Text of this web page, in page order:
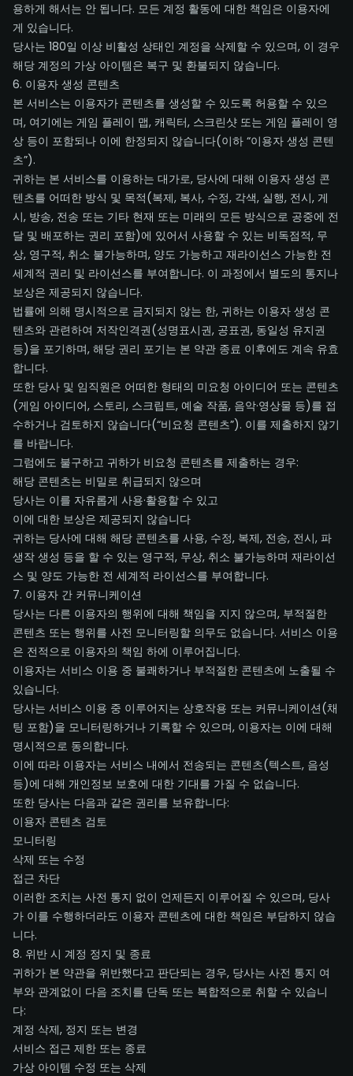
용하게 해서는 안 됩니다. 모든 계정 활동에 대한 책임은 이용자에
게 있습니다.
당사는 180일 이상 비활성 상태인 계정을 삭제할 수 있으며, 이 경우
해당 계정의 가상 아이템은 복구 및 환불되지 않습니다.
6. 이용자 생성 콘텐츠
본 서비스는 이용자가 콘텐츠를 생성할 수 있도록 허용할 수 있으
며, 여기에는 게임 플레이 맵, 캐릭터, 스크린샷 또는 게임 플레이 영
상 등이 포함되나 이에 한정되지 않습니다(이하 “이용자 생성 콘텐
츠”).
귀하는 본 서비스를 이용하는 대가로, 당사에 대해 이용자 생성 콘
텐츠를 어떠한 방식 및 목적(복제, 복사, 수정, 각색, 실행, 전시, 게
시, 방송, 전송 또는 기타 현재 또는 미래의 모든 방식으로 공중에 전
달 및 배포하는 권리 포함)에 있어서 사용할 수 있는 비독점적, 무
상, 영구적, 취소 불가능하며, 양도 가능하고 재라이선스 가능한 전
세계적 권리 및 라이선스를 부여합니다. 이 과정에서 별도의 통지나
보상은 제공되지 않습니다.
법률에 의해 명시적으로 금지되지 않는 한, 귀하는 이용자 생성 콘
텐츠와 관련하여 저작인격권(성명표시권, 공표권, 동일성 유지권
등)을 포기하며, 해당 권리 포기는 본 약관 종료 이후에도 계속 유효
합니다.
또한 당사 및 임직원은 어떠한 형태의 미요청 아이디어 또는 콘텐츠
(게임 아이디어, 스토리, 스크립트, 예술 작품, 음악·영상물 등)를 접
수하거나 검토하지 않습니다(“비요청 콘텐츠”). 이를 제출하지 않기
를 바랍니다.
그럼에도 불구하고 귀하가 비요청 콘텐츠를 제출하는 경우:
해당 콘텐츠는 비밀로 취급되지 않으며
당사는 이를 자유롭게 사용·활용할 수 있고
이에 대한 보상은 제공되지 않습니다
귀하는 당사에 대해 해당 콘텐츠를 사용, 수정, 복제, 전송, 전시, 파
생작 생성 등을 할 수 있는 영구적, 무상, 취소 불가능하며 재라이선
스 및 양도 가능한 전 세계적 라이선스를 부여합니다.
7. 이용자 간 커뮤니케이션
당사는 다른 이용자의 행위에 대해 책임을 지지 않으며, 부적절한
콘텐츠 또는 행위를 사전 모니터링할 의무도 없습니다. 서비스 이용
은 전적으로 이용자의 책임 하에 이루어집니다.
이용자는 서비스 이용 중 불쾌하거나 부적절한 콘텐츠에 노출될 수
있습니다.
당사는 서비스 이용 중 이루어지는 상호작용 또는 커뮤니케이션(채
팅 포함)을 모니터링하거나 기록할 수 있으며, 이용자는 이에 대해
명시적으로 동의합니다.
이에 따라 이용자는 서비스 내에서 전송되는 콘텐츠(텍스트, 음성
등)에 대해 개인정보 보호에 대한 기대를 가질 수 없습니다.
또한 당사는 다음과 같은 권리를 보유합니다:
이용자 콘텐츠 검토
모니터링
삭제 또는 수정
접근 차단
이러한 조치는 사전 통지 없이 언제든지 이루어질 수 있으며, 당사
가 이를 수행하더라도 이용자 콘텐츠에 대한 책임은 부담하지 않습
니다.
8. 위반 시 계정 정지 및 종료
귀하가 본 약관을 위반했다고 판단되는 경우, 당사는 사전 통지 여
부와 관계없이 다음 조치를 단독 또는 복합적으로 취할 수 있습니
다:
계정 삭제, 정지 또는 변경
서비스 접근 제한 또는 종료
가상 아이템 수정 또는 삭제